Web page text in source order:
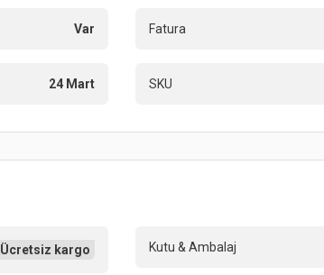
Var Fatura
24 Mart SKU
Ücretsiz kargo Kutu & Ambalaj